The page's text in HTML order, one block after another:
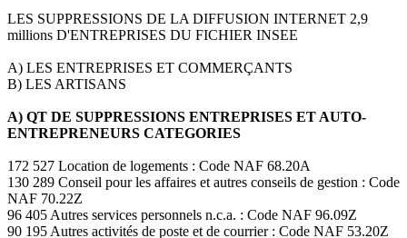
LES SUPPRESSIONS DE LA DIFFUSION INTERNET 2,9
millions D'ENTREPRISES DU FICHIER INSEE
A) LES ENTREPRISES ET COMMERÇANTS
B) LES ARTISANS
A) QT DE SUPPRESSIONS ENTREPRISES ET AUTO-
ENTREPRENEURS CATEGORIES
172 527 Location de logements : Code NAF 68.20A
130 289 Conseil pour les affaires et autres conseils de gestion : Code
NAF 70.22Z
96 405 Autres services personnels n.c.a. : Code NAF 96.09Z
90 195 Autres activités de poste et de courrier : Code NAF 53.20Z